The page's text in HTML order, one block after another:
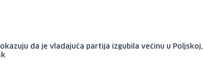
da je vladajuća partija izgubila većinu u Poljskoj,